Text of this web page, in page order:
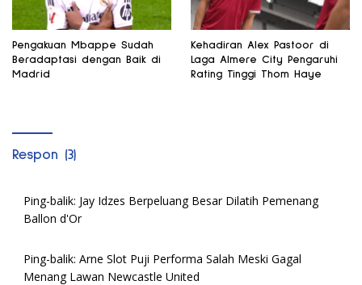
Pengakuan Mbappe Sudah
Beradaptasi dengan Baik di
Madrid
Kehadiran Alex Pastoor di
Laga Almere City Pengaruhi
Rating Tinggi Thom Haye
Respon (3)
Ping-balik: Jay Idzes Berpeluang Besar Dilatih Pemenang
Ballon d'Or
Ping-balik: Arne Slot Puji Performa Salah Meski Gagal
Menang Lawan Newcastle United